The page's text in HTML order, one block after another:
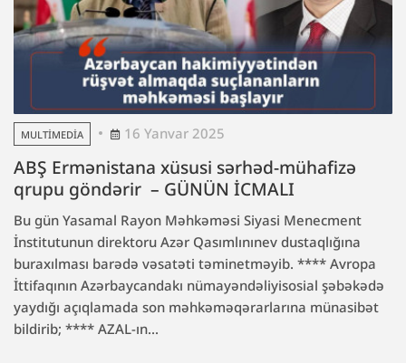
MULTIMEDIA 16 Yanvar 2025
ABŞ Ermənistana xüsusi sərhəd-mühafizə
qrupu göndərir – GÜNÜN İCMALI
Bu gün Yasamal Rayon Məhkəməsi Siyasi Menecment
İnstitutunun direktoru Azər Qasımlınınev dustaqlığına
buraxılması barədə vəsatəti təminetməyib. **** Avropa
İttifaqının Azərbaycandakı nümayəndəliyisosial şəbəkədə
yaydığı açıqlamada son məhkəməqərarlarına münasibət
bildirib; **** AZAL-ın...